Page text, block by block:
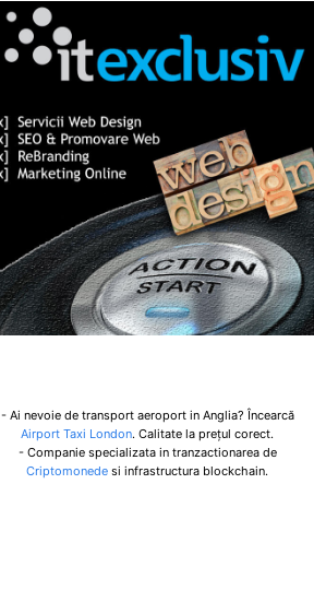
- Ai nevoie de transport aeroport in Anglia? Încearcă
Airport Taxi London. Calitate la prețul corect.
- Companie specializata in tranzactionarea de
Criptomonede si infrastructura blockchain.